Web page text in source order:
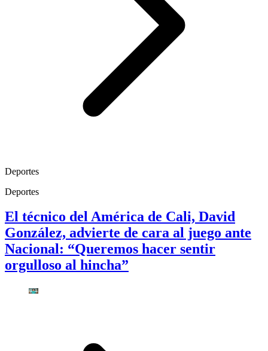
Deportes
Deportes
El técnico del América de Cali, David
González, advierte de cara al juego ante
Nacional: “Queremos hacer sentir
orgulloso al hincha”